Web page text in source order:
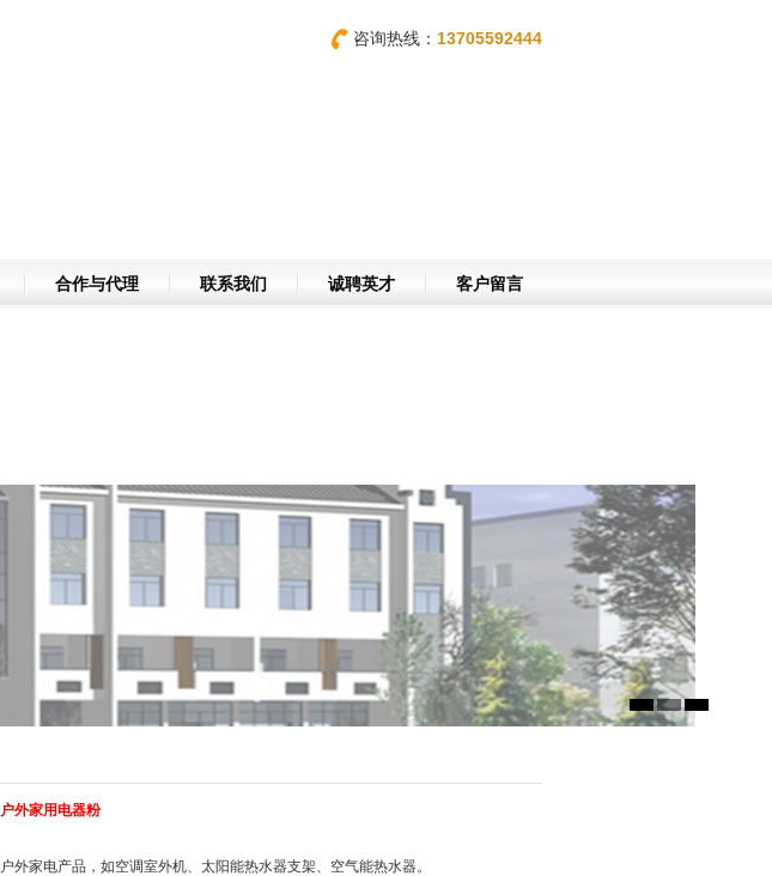
咨询热线： 13705592444
合作与代理 联系我们 诚聘英才 客户留言
户外家用电器粉
户外家电产品，如空调室外机、太阳能热水器支架、空气能热水器。